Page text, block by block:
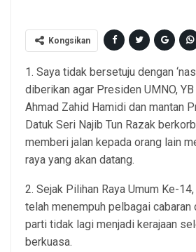
Kongsikan
1. Saya tidak bersetuju dengan
diberikan agar Presiden UMNO,
Ahmad Zahid Hamidi dan mantan
Datuk Seri Najib Tun Razak
memberi jalan kepada orang lain
raya yang akan datang.
2. Sejak Pilihan Raya Umum Ke-
telah menempuh pelbagai cabaran
parti tidak lagi menjadi kerajaan
berkuasa.